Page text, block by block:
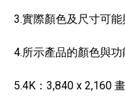
3.實際顏色及尺寸可能
4.所示產品的顏色與
5.4K：3,840 x 2,160 畫